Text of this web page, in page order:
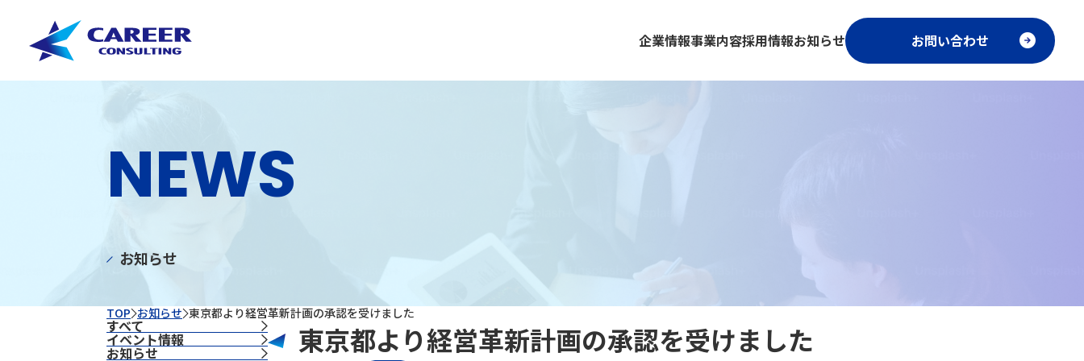
企業情報事業内容採用情報お知らせ お問い合わせ
NEWS
お知らせ
TOP お知らせ 東京都より経営革新計画の承認を受けました
すべて
イベント情報
お知らせ 東京都より経営革新計画の承認を受けました